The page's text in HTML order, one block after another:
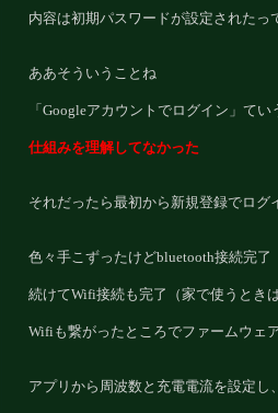
内容は初期パスワードが設定されたっ
ああそういうことね
「Googleアカウントでログイン」て
仕組みを理解してなかった
それだったら最初から新規登録でログ
色々手こずったけどbluetooth接続完了
続けてWifi接続も完了（家で使うとき
Wifiも繋がったところでファームウェ
アプリから周波数と充電電流を設定し